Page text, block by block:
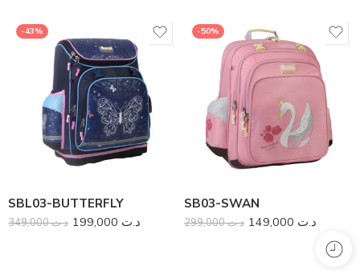
-43%
SBL03-BUTTERFLY
د.ت349,000 د.ت
-50%
SB03-SWAN
د.ت299,000 د.ت